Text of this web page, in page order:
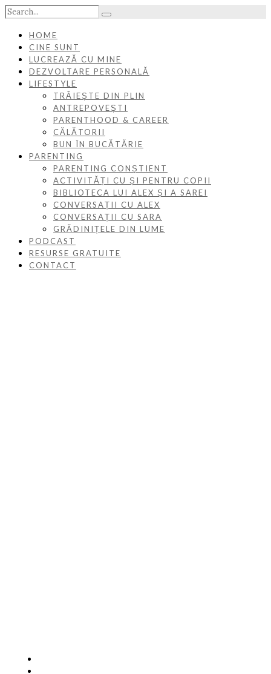
HOME
CINE SUNT
LUCREAZĂ CU MINE
DEZVOLTARE PERSONALĂ
LIFESTYLE
TRĂIEȘTE DIN PLIN
ANTREPOVEȘTI
PARENTHOOD & CAREER
CĂLĂTORII
BUN ÎN BUCĂTĂRIE
PARENTING
PARENTING CONȘTIENT
ACTIVITĂȚI CU ȘI PENTRU COPII
BIBLIOTECA LUI ALEX ȘI A SAREI
CONVERSAȚII CU ALEX
CONVERSAȚII CU SARA
GRĂDINIȚELE DIN LUME
PODCAST
RESURSE GRATUITE
CONTACT